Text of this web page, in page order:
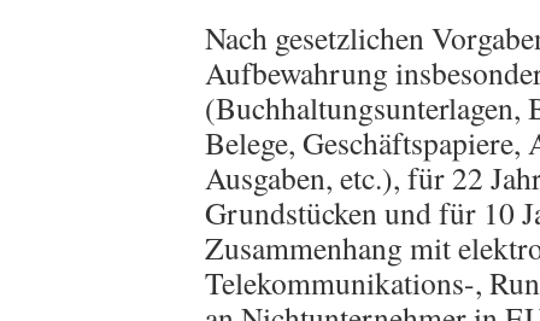
Nach gesetzlichen
Aufbewahrung
(Buchhaltungsunterlagen,
Belege,
Ausgaben, etc.), für 22
Grundstücken und für 10
Zusammenhang mit
Telekommunikations-,